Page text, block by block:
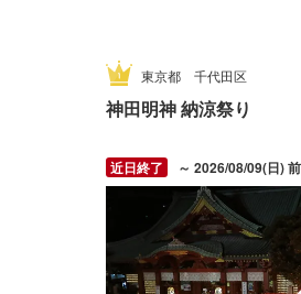
東京都 千代田区
神田明神 納涼祭り
～ 2026/08/09(日) 前夜祭：2026/